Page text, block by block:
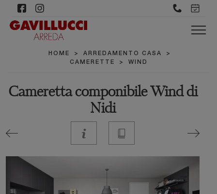
HOME > ARREDAMENTO CASA
>
CAMERETTE
> WIND
Cameretta componibile Wind di
Nidi